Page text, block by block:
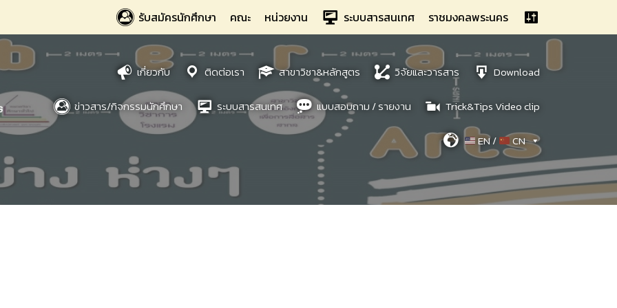
รับสมัครนักศึกษา คณะ หน่วยงาน ระบบสารสนเทศ ราชมงคลพระนคร
เกี่ยวกับ ติดต่อเรา สาขาวิชา&หลักสูตร วิจัยและวารสาร Download
ข่าวสาร/กิจกรรมนักศึกษา ระบบสารสนเทศ แบบสอบถาม / รายงาน Trick&Tips Video clip
EN / CN